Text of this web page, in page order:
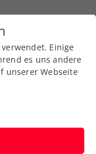
Einige
es uns andere
unserer Webseite